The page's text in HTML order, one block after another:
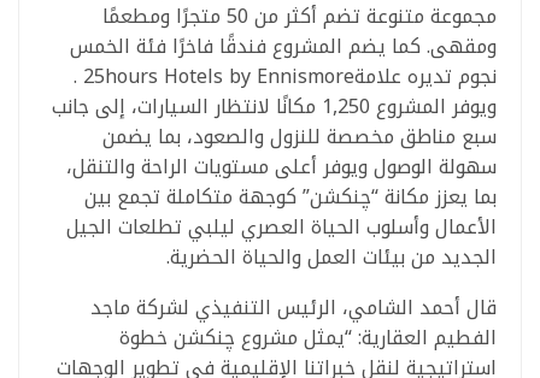
مجموعة متنوعة تضم أكثر من 50 متجرًا ومطعمًا
ومقهى. كما يضم المشروع فندقًا فاخرًا فئة الخمس
نجوم تديره علامة25hours Hotels by Ennismore .
ويوفر المشروع 1,250 مكانًا لانتظار السيارات، إلى جانب
سبع مناطق مخصصة للنزول والصعود، بما يضمن
سهولة الوصول ويوفر أعلى مستويات الراحة والتنقل،
بما يعزز مكانة “چنكشن” كوجهة متكاملة تجمع بين
الأعمال وأسلوب الحياة العصري ليلبي تطلعات الجيل
الجديد من بيئات العمل والحياة الحضرية.
قال أحمد الشامي، الرئيس التنفيذي لشركة ماجد
الفطيم العقارية: “يمثل مشروع چنكشن خطوة
استراتيجية لنقل خبراتنا الإقليمية في تطوير الوجهات